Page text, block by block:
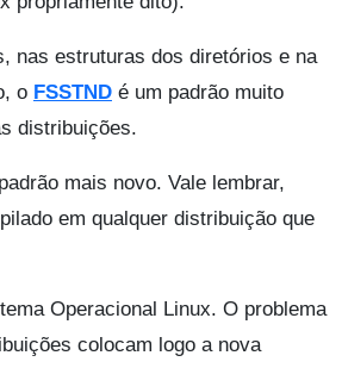
nas estruturas dos diretórios e na
o FSSTND é um padrão muito
distribuições.
mais novo. Vale lembrar,
em qualquer distribuição que
Operacional Linux. O problema
colocam logo a nova